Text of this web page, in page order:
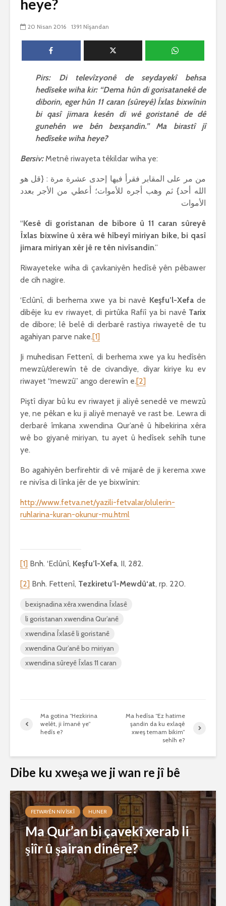
heye?
20 Nisan 2016 1391 Nîşandan
Pirs: Di televîzyonê de seydayekî behsa
hedîseke wiha kir: “Dema hûn di gorisatanekê de
diborin, eger hûn 11 caran (sûreyê) Îxlas bixwînin
bi qasî jimara kesên di wê goristanê de dê
gunehên we bên bexşandin.” Ma birastî jî
hedîseke wiha heye?
Bersiv: Metnê riwayeta têkildar wiha ye:
من مر على المقابر فقرأ فيها إحدى عشرة مرة : {قل هو
الله أحد} ثم وهب أجره للأموات؛ أعطي من الأجر بعدد
الأموات
“Kesê di goristanan de bibore û 11 caran sûreyê
Îxlas bixwîne û xêra wê hîbeyî miriyan bike, bi qasî
jimara miriyan xêr jê re tên nivîsandin.”
Riwayeteke wiha di çavkaniyên hedîsê yên pêbawer
de cih nagire.
‘Eclûnî, di berhema xwe ya bi navê Keşfu’l-Xefade
dibêje ku ev riwayet, di pirtûka Rafiî ya bi navê Tarix
de dibore; lê belê di derbarê rastiya riwayetê de tu
agahiyan parve nake.[1]
Ji muhedisan Fettenî, di berhema xwe ya ku hedîsên
mewzû/derewîn tê de civandiye, diyar kiriye ku ev
riwayet “mewzû” ango derewîn e.[2]
Piştî diyar bû ku ev riwayet ji aliyê senedê ve mewzû
ye, ne pêkan e ku ji aliyê menayê ve rast be. Lewra di
derbarê îmkana xwendina Qur’anê û hibekirina xêra
wê bo giyanê miriyan, tu ayet û hedîsek sehîh tune
ye.
Bo agahiyên berfirehtir di vê mijarê de ji kerema xwe
re nivîsa di lînka jêr de ye bixwînin:
http://www.fetva.net/yazili-fetvalar/olulerin-
ruhlarina-kuran-okunur-mu.html
[1] Bnh. ‘Eclûnî, Keşfu’l-Xefa, II, 282.
[2] Bnh. Fettenî, Tezkiretu’l-Mewdû‘at, rp. 220.
bexişnadina xêra xwendina Îxlasê
li goristanan xwendina Qur’anê
xwendina Îxlasê li goristanê
xwendina Qur’anê bo miriyan
xwendina sûreyê Îxlas 11 caran
Ma gotina “Hezkirina
welêt, ji îmanê ye”
hedîs e?
Ma hedîsa “Ez hatime
şandin da ku exlaqê
xweş temam bikim”
sehîh e?
Dibe ku xweşa we ji wan re jî bê
FETWAYÊN NIVÎSKÎ HUNER
Ma Qur’an bi çavekî xerab li
şiîr û şairan dinêre?
Him kişandina
cigareyê him jî
xwarinên birûn ji bo
tendirustiya
Gelo hukmê li ser
her duyan wek hev
e?
27 Ekim 2021
3067 Nîşandan
teqez
bike û
çêbike?
3 Kasım
3030